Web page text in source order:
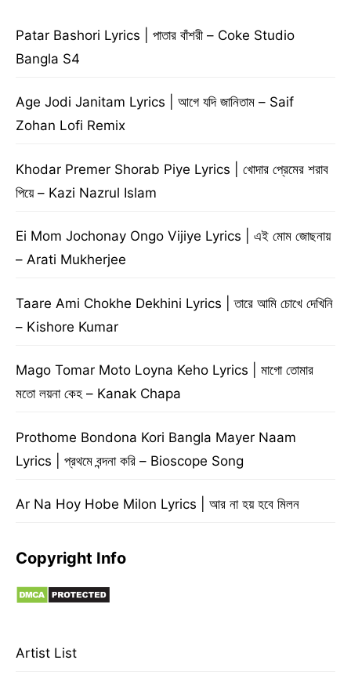
Patar Bashori Lyrics | পাতার বাঁশরী – Coke Studio
Bangla S4
Age Jodi Janitam Lyrics | আগে যদি জানিতাম – Saif
Zohan Lofi Remix
Khodar Premer Shorab Piye Lyrics | খোদার প্রেমের শরাব
পিয়ে – Kazi Nazrul Islam
Ei Mom Jochonay Ongo Vijiye Lyrics | এই মোম জোছনায়
– Arati Mukherjee
Taare Ami Chokhe Dekhini Lyrics | তারে আমি চোখে দেখিনি
– Kishore Kumar
Mago Tomar Moto Loyna Keho Lyrics | মাগো তোমার
মতো লয়না কেহ – Kanak Chapa
Prothome Bondona Kori Bangla Mayer Naam
Lyrics | প্রথমে বন্দনা করি – Bioscope Song
Ar Na Hoy Hobe Milon Lyrics | আর না হয় হবে মিলন
Copyright Info
Artist List